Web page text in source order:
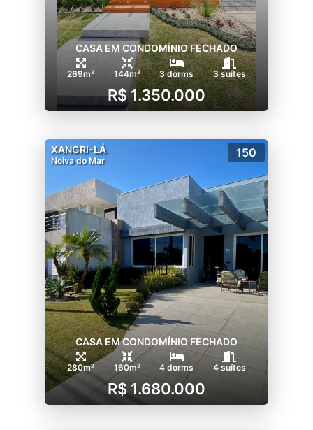
CASA EM CONDOMÍNIO FECHADO
269m² 144m² 3 dorms 3 suítes
R$ 1.350.000
XANGRI-LÁ
Noiva do Mar
150
CASA EM CONDOMÍNIO FECHADO
280m² 160m² 4 dorms 4 suítes
R$ 1.680.000